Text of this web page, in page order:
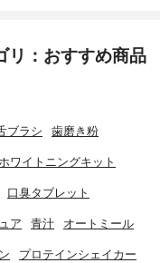
リ：おすすめ商品
ブラシ 歯磨き粉
ワイトニングキット
口臭タブレット
ア 青汁 オートミール
プロテインシェイカー